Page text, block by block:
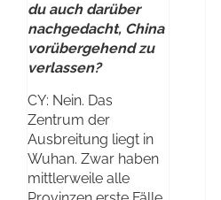
du auch darüber
nachgedacht, China
vorübergehend zu
verlassen?
CY: Nein. Das
Zentrum der
Ausbreitung liegt in
Wuhan. Zwar haben
mittlerweile alle